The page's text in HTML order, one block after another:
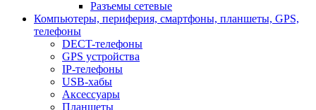
Разъемы сетевые
Компьютеры, периферия, смартфоны, планшеты, GPS,
телефоны
DECT-телефоны
GPS устройства
IP-телефоны
USB-хабы
Аксессуары
Планшеты